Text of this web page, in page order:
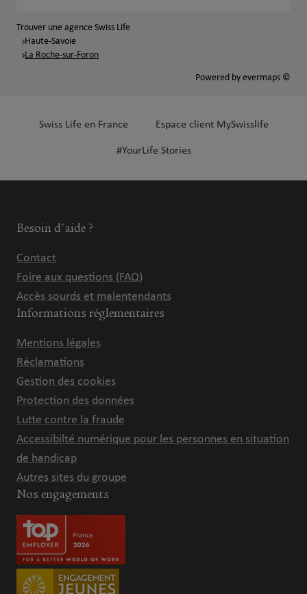
Trouver une agence Swiss Life
Haute-Savoie
La Roche-sur-Foron
Powered by evermaps ©
Swiss Life en France Espace client MySwisslife
#YourLife Stories
Besoin d'aide ?
Contact
Foire aux questions (FAQ)
Accès sourds et malentendants
Informations réglementaires
Mentions légales
Réclamations
Gestion des cookies
Protection des données
Lutte contre la fraude
Accessibilté numérique pour les personnes en situation
de handicap
Autres sites du groupe
Nos engagements